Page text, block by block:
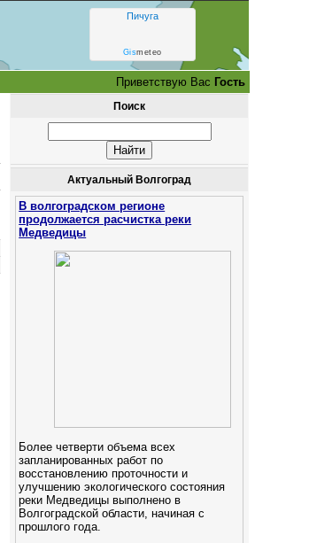
Пичуга
Gismeteo
Приветствую Вас Гость
Поиск
Актуальный Волгоград
В волгоградском регионе
продолжается расчистка реки
Медведицы
Более четверти объема всех
запланированных работ по
восстановлению проточности и
улучшению экологического состояния
реки Медведицы выполнено в
Волгоградской области, начиная с
прошлого года.